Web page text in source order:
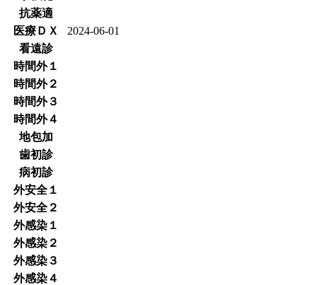
抗薬適
医療ＤＸ
2024-06-01
看遠診
時間外１
時間外２
時間外３
時間外４
地包加
歯初診
病初診
外安全１
外安全２
外感染１
外感染２
外感染３
外感染４